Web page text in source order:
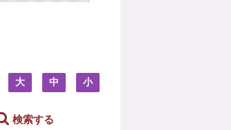
大 中 小
検索する